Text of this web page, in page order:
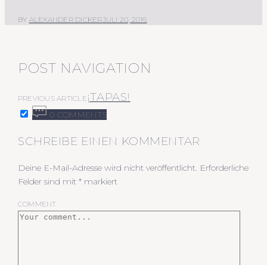
BY ALEXANDER DICKERJULI 20, 2016
POST NAVIGATION
PREVIOUS ARTICLE ¡TAPAS!
0 COMMENTS
SCHREIBE EINEN KOMMENTAR
Deine E-Mail-Adresse wird nicht veröffentlicht. Erforderliche
Felder sind mit * markiert
COMMENT